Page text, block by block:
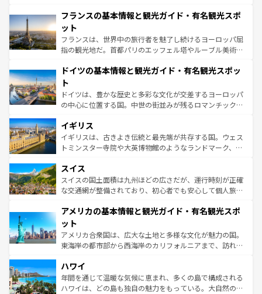
なお、新着のイタリア情報はコンテンツ一覧を参照してほ
しい。
文化が根付くこの国では、情熱的なフラメンコ、熱気あふ
れる闘牛、そして美味しいタパスが生活の一部となってい
る。首都マドリードの洗練された雰囲気や、バルセロナの
アートに溢れた街角から、地方では古代ローマ遺跡や中世
せる。地方によって風土や気候が異なるスペインはその個
ンテンツ一覧 を参照してほしい。
フランスの基本情報と観光ガイド・有名観光スポ
ット
フランスは、世界中の旅行者を魅了し続けるヨーロッパ屈
指の観光地だ。首都パリのエッフェル塔やルーブル美術館
で、幅広い魅力が詰まっている。華麗な宮殿、歴史的な大
聖堂、美しいビーチ、そして豊かな自然が、訪れる者を心
から魅了する。また、フランスは美食の国としても知ら
れ、フランス料理はユネスコ無形文化遺産にも登録されて
香り高いラベンダー畑など、多彩な楽しみ方が可能だ。さ
らに、パリ以外の地域にも魅力が溢れており、どの街角に
も豊かな歴史と文化が息づいている。パリ以外の個性あふ
を参照してほしい。
ドイツの基本情報と観光ガイド・有名観光スポッ
ト
ドイツは、豊かな歴史と多彩な文化が交差するヨーロッパ
の中心に位置する国。中世の街並みが残るロマンチック街
顔を持つこの国は、どこを歩いても飽きることがない。ベ
ルリンの文化的活気、バイエルン州のアルプスの絶景、そ
してライン川沿いのワイン畑といった風景は必見。ビール
は、お酒好きな人にはぜひ体験してほしい。 なお、新着の
ドイツ情報はコンテンツ一覧を参照してほしい。
イギリス
イギリスは、古きよき伝統と最先端が共存する国。ウェス
トミンスター寺院や大英博物館のようなランドマーク、歴
リアごとに異なる魅力がある。また、優雅なアフタヌーン
ティー、ビール好きにはたまらない英国パブ、サッカー観
戦など、本場だからこそできる体験も豊富。イギリスを旅
ンツ一覧を参照してほしい。
スイス
スイスの国土面積は九州ほどの広さだが、運行時刻が正確
な交通網が整備されており、初心者でも安心して個人旅行
の建物がそのまま残る町や、スイスならではのユニークな
博物館もあり、アルプス観光だけでなく町歩きも満喫する
ことができる。国民の所得が高いため物価も高いが、旅行
者向けの交通パス提供のサービスもあり、うまく活用すれ
着のスイス情報は
アメリカの基本情報と観光ガイド・有名観光スポ
ット
アメリカ合衆国は、広大な土地と多様な文化が魅力の国。
東海岸の都市部から西海岸のカリフォルニアまで、訪れる
のような巨大都市は、観光、ショッピング、エンターテイ
ンメントが詰まった刺激的なスポットだ。一方、アメリカ
西部には大自然が広がり、グランドキャニオンやイエロー
ハワイ
年間を通じて温暖な気候に恵まれ、多くの島で構成される
ハワイは、どの島も独自の魅力をもっている。大自然の神